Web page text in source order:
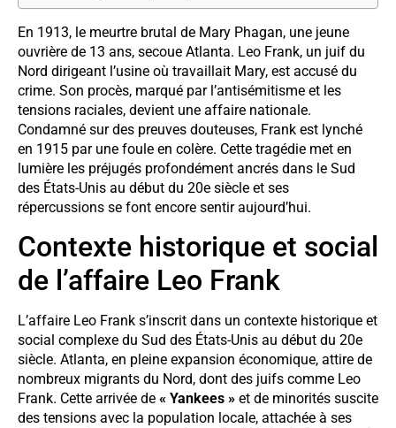
En 1913, le meurtre brutal de Mary Phagan, une jeune
ouvrière de 13 ans, secoue Atlanta. Leo Frank, un juif du
Nord dirigeant l’usine où travaillait Mary, est accusé du
crime. Son procès, marqué par l’antisémitisme et les
tensions raciales, devient une affaire nationale.
Condamné sur des preuves douteuses, Frank est lynché
en 1915 par une foule en colère. Cette tragédie met en
lumière les préjugés profondément ancrés dans le Sud
des États-Unis au début du 20e siècle et ses
répercussions se font encore sentir aujourd’hui.
Contexte historique et social
de l’affaire Leo Frank
L’affaire Leo Frank s’inscrit dans un contexte historique et
social complexe du Sud des États-Unis au début du 20e
siècle. Atlanta, en pleine expansion économique, attire de
nombreux migrants du Nord, dont des juifs comme Leo
Frank. Cette arrivée de « Yankees » et de minorités suscite
des tensions avec la population locale, attachée à ses